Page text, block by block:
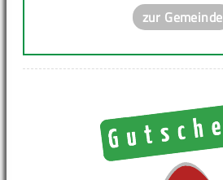
zur Gemeinde